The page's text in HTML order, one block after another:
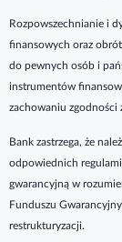
Rozpowszechnianie i
finansowych oraz
do pewnych osób i
instrumentów
zachowaniu zgodności
Bank zastrzega, że
odpowiednich
gwarancyjną w
Funduszu
restrukturyzacji.